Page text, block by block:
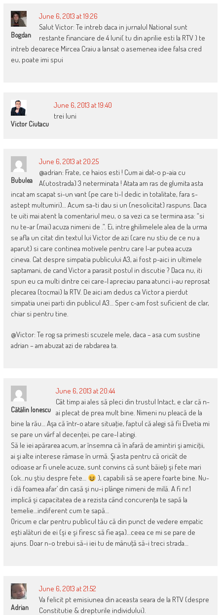
Bogdan
June 6, 2013 at 19:26
Salut Victor: Te intreb daca in jurnalul National sunt
restante financiare de 4 luni( tu din aprilie esti la RTV ) te
intreb deoarece Mircea Craiu a lansat o asemenea idee falsa cred
eu, poate imi spui
Victor Ciutacu
June 6, 2013 at 19:40
trei luni
Bubulea
June 6, 2013 at 20:25
@adrian: Frate, ce haios esti ! Cum ai dat-o p-aia cu
A(utostrada) 3 neterminata ! Atata am ras de glumita asta
incat am scapat si-un vant (pe care ti-l dedic in totalitate, fara s-
astept multumiri)… Acum sa-ti dau si un (nesolicitat) raspuns. Daca
te uiti mai atent la comentariul meu, o sa vezi ca se termina asa: “si
nu te-ar (mai) acuza nimeni de .”. Ei, intre ghilimelele alea de la urma
se afla un citat din textul lui Victor de azi (care nu stiu de ce nu a
aparut) si care continea motivele pentru care l-ar putea acuza
cineva. Cat despre simpatia publicului A3, ai fost p-aici in ultimele
saptamani, de cand Victor a parasit postul in discutie ? Daca nu, iti
spun eu ca multi dintre cei care-l apreciau pana atunci i-au reprosat
plecarea (tocmai) la RTV. De aici am dedus ca Victor a pierdut
simpatia unei parti din publicul A3… Sper c-am fost suficient de clar,
chiar si pentru tine.
@Victor: Te rog sa primesti scuzele mele, daca – asa cum sustine
adrian – am abuzat azi de rabdarea ta.
Cătălin Ionescu
June 6, 2013 at 20:44
Cât timp ai ales să pleci din trustul Intact, e clar că n-
ai plecat de prea mult bine. Nimeni nu pleacă de la
bine la rău… Aşa că într-o atare situaţie, faptul că alegi să fii Elvetia mi
se pare un vârf al decenţei, pe care-l atingi.
Să le iei apărarea acum, ar însemna că în afară de amintiri şi amiciţii,
ai şi alte interese rămase în urmă. Şi asta pentru că oricât de
odioase ar fi unele acuze, sunt convins că sunt băieţi şi fete mari
(ok…nu ştiu despre fete…
), capabili să se apere foarte bine. Nu-
i dă foamea afar’ din casă şi nu-i plânge nimeni de milă. A fi nr.1
implică şi capacitatea de a rezista când concurenţa te sapă la
temelie…indiferent cum te sapă…
Oricum e clar pentru publicul tău că din punct de vedere empatic
eşti alături de ei (şi e şi firesc să fie aşa)…ceea ce mi se pare de
ajuns. Doar n-o trebui să-i iei tu de mânuţă să-i treci strada…
Adrian
June 6, 2013 at 21:52
Va felicit pt emisiunea din aceasta seara de la RTV (despre
Constitutie & drepturile individului).